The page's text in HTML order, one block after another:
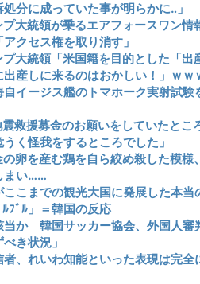
分に成っていた事が明らかに‥」
プ大統領が乗るエアフォースワン
クセス権を取り消す」
プ大統領「米国籍を目的とした「
産しに来るのはおかしい！」ｗｗ
イージス艦のトマホーク実射試
救援募金のお願いをしていたとこ
く怪我をするところでした」
卵を産む鶏を自ら絞め殺した模
まい……
ここまでの観光大国に発展した本
ﾌﾞﾙ」＝韓国の反応
当か 韓国サッカー協会、外国人
き状況」
、れいわ知能といった表現は完